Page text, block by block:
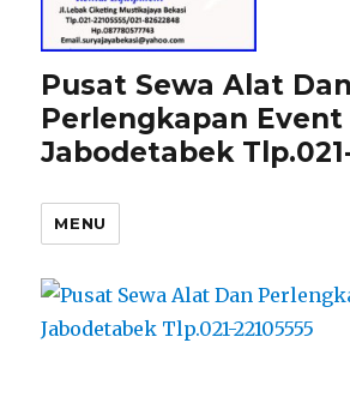
Pusat Sewa Alat Dan
Perlengkapan Event
Jabodetabek
MENU